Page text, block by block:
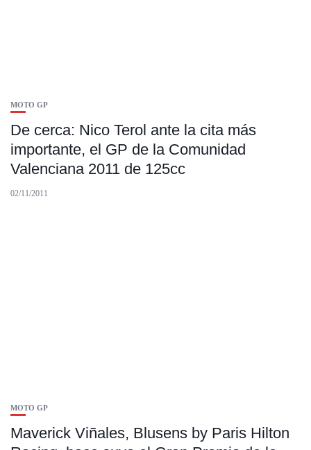
MOTO GP
De cerca: Nico Terol ante la cita más
importante, el GP de la Comunidad
Valenciana 2011 de 125cc
02/11/2011
MOTO GP
Maverick Viñales, Blusens by Paris Hilton